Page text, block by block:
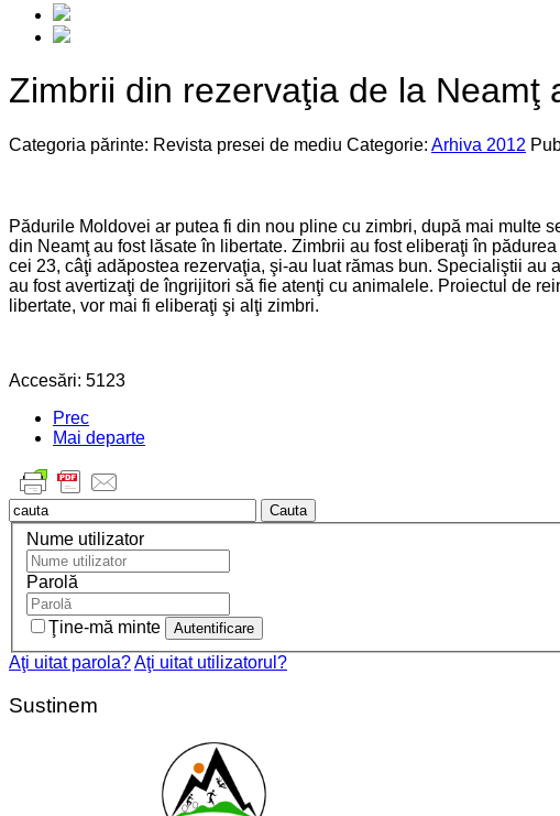
Zimbrii din rezervaţia de la Neamţ
Categoria părinte: Revista presei de mediu Categorie: Arhiva 2012
Pădurile Moldovei ar putea fi din nou pline cu zimbri, după mai multe
din Neamţ au fost lăsate în libertate. Zimbrii au fost eliberaţi în
cei 23, câţi adăpostea rezervaţia, şi-au luat rămas bun. Specialiştii
au fost avertizaţi de îngrijitori să fie atenţi cu animalele. Proiectul de
libertate, vor mai fi eliberaţi şi alţi zimbri.
Accesări: 5123
Prec
Mai departe
Cauta
Nume utilizator
Parolă
Ţine-mă minte
Aţi uitat parola?Aţi uitat utilizatorul?
Sustinem